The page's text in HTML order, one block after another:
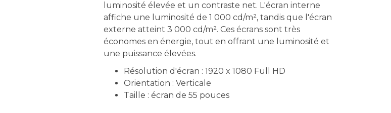
luminosité élevée et un contraste net. L'écran interne
affiche une luminosité de 1 000 cd/m², tandis que l'écran
externe atteint 3 000 cd/m². Ces écrans sont très
économes en énergie, tout en offrant une luminosité et
une puissance élevées.
Résolution d'écran : 1920 x 1080 Full HD
Orientation : Verticale
Taille : écran de 55 pouces